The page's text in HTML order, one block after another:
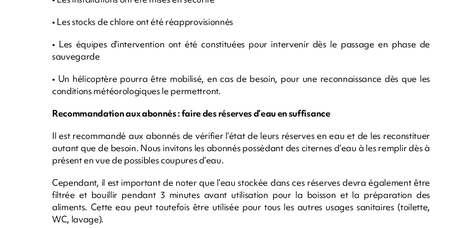
• Les stocks de chlore ont été réapprovisionnés
• Les équipes d’intervention ont été constituées pour intervenir dès le passage en phase de
sauvegarde
• Un hélicoptère pourra être mobilisé, en cas de besoin, pour une reconnaissance dès que les
conditions météorologiques le permettront.
Recommandation aux abonnés : faire des réserves d’eau en suffisance
Il est recommandé aux abonnés de vérifier l’état de leurs réserves en eau et de les reconstituer
autant que de besoin. Nous invitons les abonnés possédant des citernes d’eau à les remplir dès à
présent en vue de possibles coupures d’eau.
Cependant, il est important de noter que l’eau stockée dans ces réserves devra également être
filtrée et bouillir pendant 3 minutes avant utilisation pour la boisson et la préparation des
aliments. Cette eau peut toutefois être utilisée pour tous les autres usages sanitaires (toilette,
WC, lavage).